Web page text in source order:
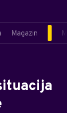
Magazin